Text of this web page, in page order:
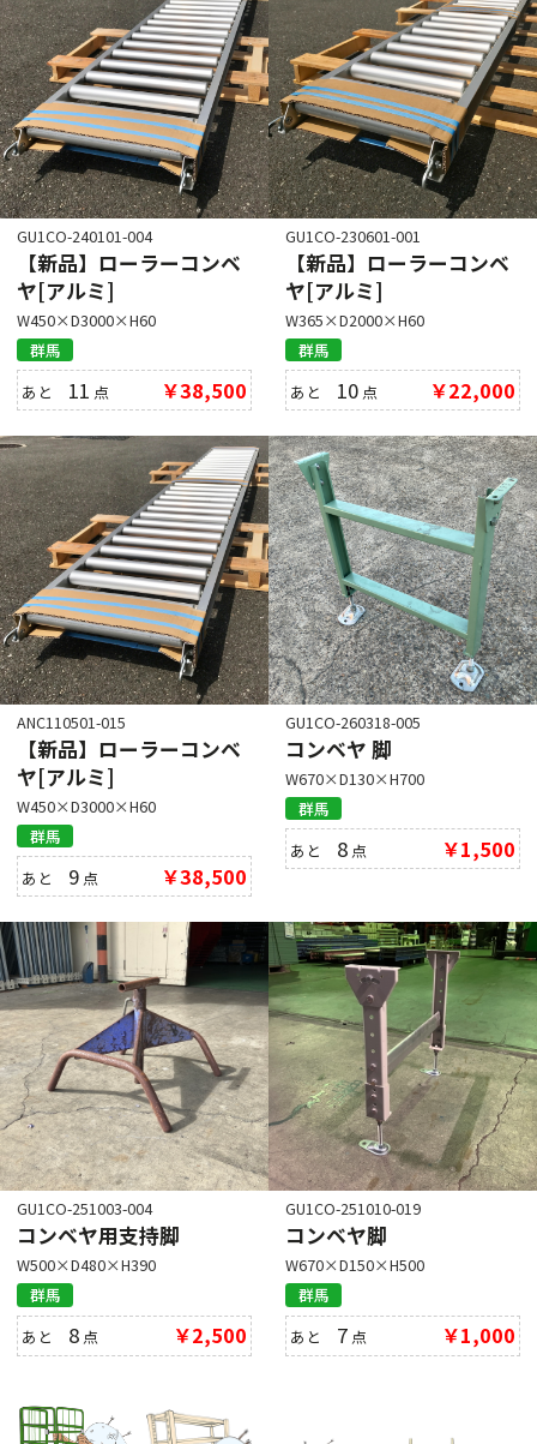
GU1CO-240101-004
【新品】ローラーコンベ
ヤ[アルミ]
W450×D3000×H60
群馬
あと 11 点 ￥38,500
GU1CO-230601-001
【新品】ローラーコンベ
ヤ[アルミ]
W365×D2000×H60
群馬
あと 10 点 ￥22,000
ANC110501-015
【新品】ローラーコンベ
ヤ[アルミ]
W450×D3000×H60
群馬
あと 9 点 ￥38,500
GU1CO-260318-005
コンベヤ 脚
W670×D130×H700
群馬
あと 8 点 ￥1,500
GU1CO-251003-004
コンベヤ用支持脚
W500×D480×H390
群馬
あと 8 点 ￥2,500
GU1CO-251010-019
コンベヤ脚
W670×D150×H500
群馬
あと 7 点 ￥1,000